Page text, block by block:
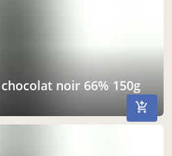
chocolat noir 66% 150g